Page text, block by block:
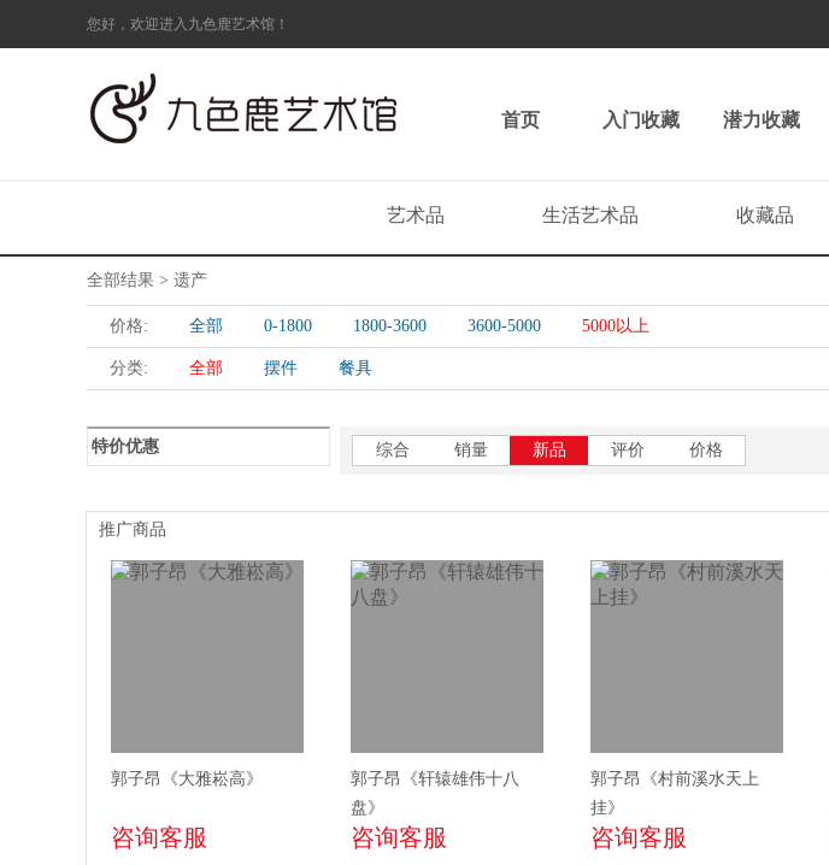
您好，欢迎进入九色鹿艺术馆！
首页 入门收藏 潜力收藏
艺术品 生活艺术品 收藏品
全部结果 > 遗产
价格: 全部 0-1800 1800-3600 3600-5000 5000以上
分类: 全部 摆件 餐具
特价优惠 综合 销量 新品 评价 价格
推广商品
郭子昂《大雅崧高》
咨询客服
郭子昂《轩辕雄伟十八
盘》
咨询客服
郭子昂《村前溪水天上
挂》
咨询客服